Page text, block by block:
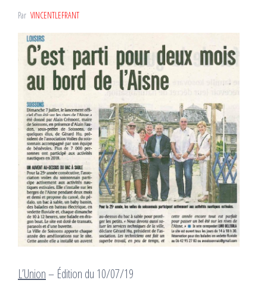
Par VINCENTLEFRANT
L’Union– Édition du 10/07/19